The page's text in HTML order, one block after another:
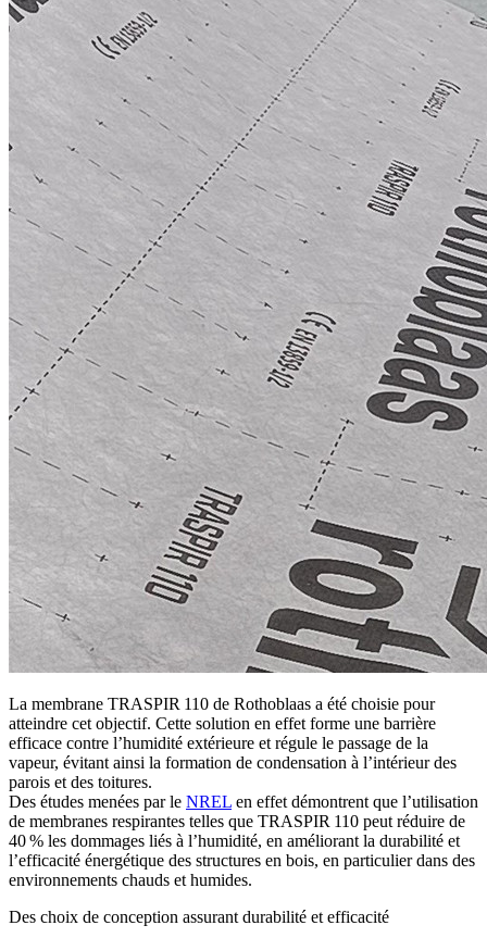
La membrane TRASPIR 110 de Rothoblaas a été choisie pour
atteindre cet objectif. Cette solution en effet forme une barrière
efficace contre l’humidité extérieure et régule le passage de la
vapeur, évitant ainsi la formation de condensation à l’intérieur des
parois et des toitures.
Des études menées par le NREL en effet démontrent que l’utilisation
de membranes respirantes telles que TRASPIR 110 peut réduire de
40 % les dommages liés à l’humidité, en améliorant la durabilité et
l’efficacité énergétique des structures en bois, en particulier dans des
environnements chauds et humides.
Des choix de conception assurant durabilité et efficacité